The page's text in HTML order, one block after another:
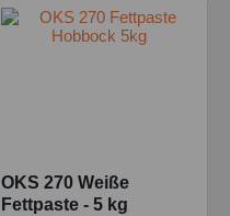
OKS 270 Weiße
Fettpaste - 5 kg